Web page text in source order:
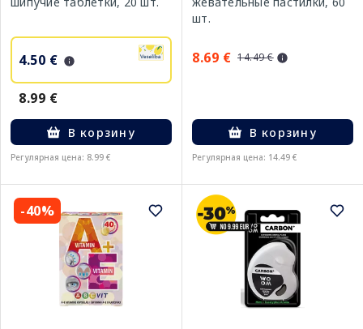
4.50 €
8.99 €
В корзину
Регулярная цена: 8.99 €
шт.
8.69 € 14.49 €
В корзину
Регулярная цена: 14.49 €
-40%